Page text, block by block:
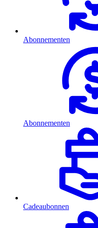
Abonnementen
Abonnementen
Cadeaubonnen